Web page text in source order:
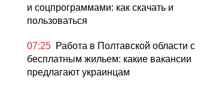
и соцпрограммами: как скачать и
пользоваться
07:25 Работа в Полтавской области с
бесплатным жильем: какие вакансии
предлагают украинцам